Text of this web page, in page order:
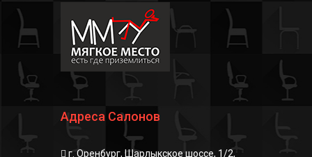
Адреса Салонов
г. Оренбург, Шарлыкское шоссе, 1/2,